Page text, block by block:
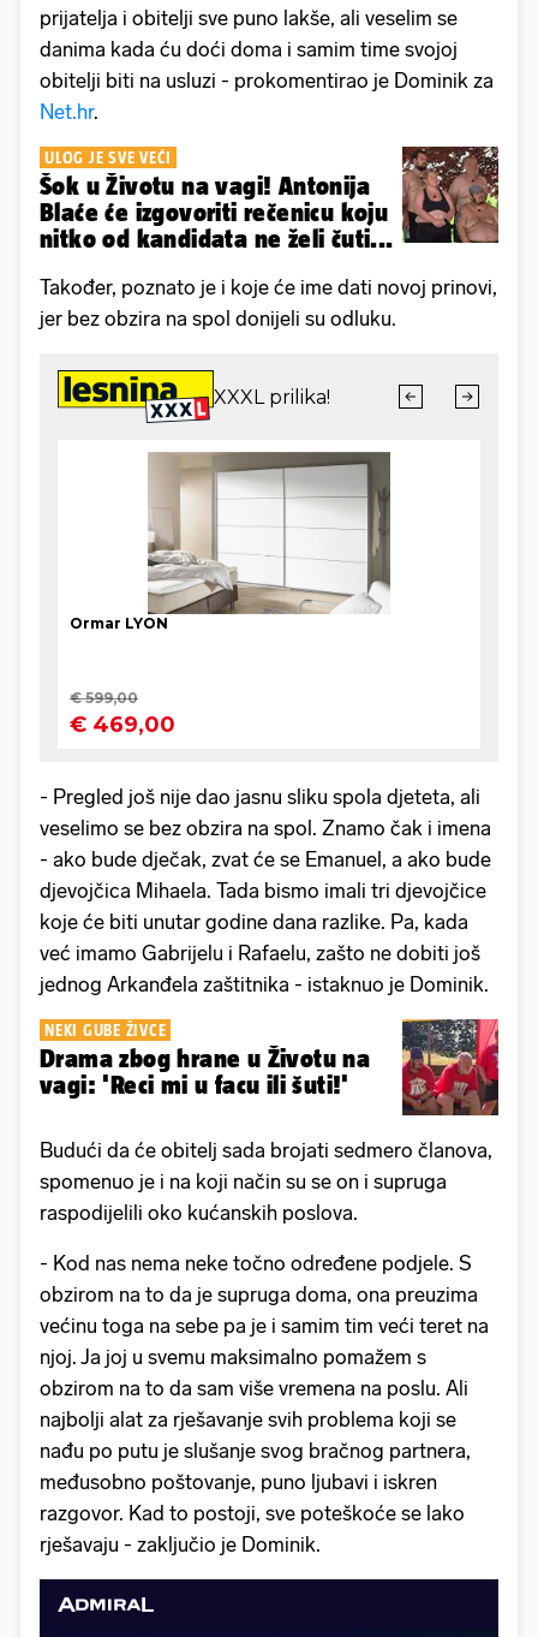
prijatelja i obitelji sve puno lakše, ali veselim se
danima kada ću doći doma i samim time svojoj
obitelji biti na usluzi - prokomentirao je Dominik za
Net.hr.
ULOG JE SVE VEĆI
Šok u Životu na vagi! Antonija
Blaće će izgovoriti rečenicu koju
nitko od kandidata ne želi čuti...
Također, poznato je i koje će ime dati novoj prinovi,
jer bez obzira na spol donijeli su odluku.
- Pregled još nije dao jasnu sliku spola djeteta, ali
veselimo se bez obzira na spol. Znamo čak i imena
- ako bude dječak, zvat će se Emanuel, a ako bude
djevojčica Mihaela. Tada bismo imali tri djevojčice
koje će biti unutar godine dana razlike. Pa, kada
već imamo Gabrijelu i Rafaelu, zašto ne dobiti još
jednog Arkanđela zaštitnika - istaknuo je Dominik.
NEKI GUBE ŽIVCE
Drama zbog hrane u Životu na
vagi: 'Reci mi u facu ili šuti!'
Budući da će obitelj sada brojati sedmero članova,
spomenuo je i na koji način su se on i supruga
raspodijelili oko kućanskih poslova.
- Kod nas nema neke točno određene podjele. S
obzirom na to da je supruga doma, ona preuzima
većinu toga na sebe pa je i samim tim veći teret na
njoj. Ja joj u svemu maksimalno pomažem s
obzirom na to da sam više vremena na poslu. Ali
najbolji alat za rješavanje svih problema koji se
nađu po putu je slušanje svog bračnog partnera,
međusobno poštovanje, puno ljubavi i iskren
razgovor. Kad to postoji, sve poteškoće se lako
rješavaju - zaključio je Dominik.